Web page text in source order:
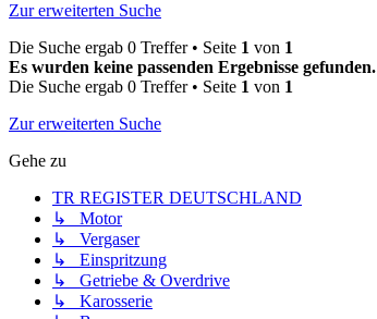
Zur erweiterten Suche
Die Suche ergab 0 Treffer • Seite 1 von 1
Es wurden keine passenden Ergebnisse gefunden.
Die Suche ergab 0 Treffer • Seite 1 von 1
Zur erweiterten Suche
Gehe zu
TR REGISTER DEUTSCHLAND
↳ Motor
↳ Vergaser
↳ Einspritzung
↳ Getriebe & Overdrive
↳ Karosserie